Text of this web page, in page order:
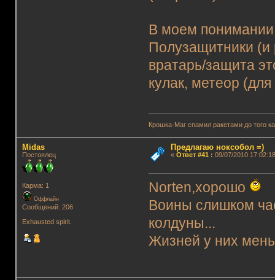
В моем
Полузащитники
вратарь/защита
кулак, метеор
Крошка-Маг спамил ракетами до того
Midas
Постоялец
Карма: 1
Оффлайн
Сообщений: 206
Exhausted spirit.
Предлагаю ноксобол =)
« Ответ #41 : 09/07/2010
Norten,хорошо
Воины слишком
колдуны...
Жизней у них